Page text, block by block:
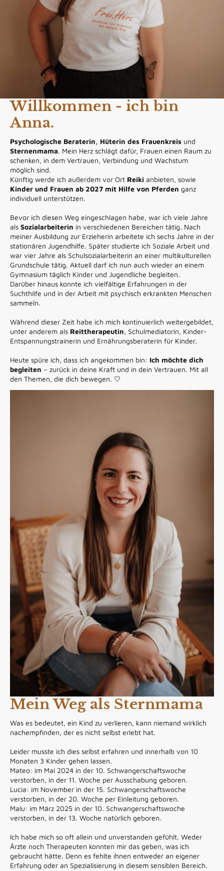
Willkommen - ich bin
Anna.
Psychologische Beraterin, Hüterin des Frauenkreis und
Sternenmama. Mein Herz schlägt dafür, Frauen einen Raum zu
schenken, in dem Vertrauen, Verbindung und Wachstum
möglich sind.
Künftig werde ich außerdem vor Ort Reiki anbieten, sowie
Kinder und Frauen ab 2027 mit Hilfe von Pferden ganz
individuell unterstützen.
Bevor ich diesen Weg eingeschlagen habe, war ich viele Jahre
als Sozialarbeiterin in verschiedenen Bereichen tätig. Nach
meiner Ausbildung zur Erzieherin arbeitete ich sechs Jahre in der
stationären Jugendhilfe. Später studierte ich Soziale Arbeit und
war vier Jahre als Schulsozialarbeiterin an einer multikulturellen
Grundschule tätig. Aktuell darf ich nun auch wieder an einem
Gymnasium täglich Kinder und Jugendliche begleiten.
Darüber hinaus konnte ich vielfältige Erfahrungen in der
Suchthilfe und in der Arbeit mit psychisch erkrankten Menschen
sammeln.
Während dieser Zeit habe ich mich kontinuierlich weitergebildet,
unter anderem als Reittherapeutin, Schulmediatorin, Kinder-
Entspannungstrainerin und Ernährungsberaterin für Kinder.
Heute spüre ich, dass ich angekommen bin: Ich möchte dich
begleiten – zurück in deine Kraft und in dein Vertrauen. Mit all
den Themen, die dich bewegen. 🤍
Mein Weg als Sternmama
Was es bedeutet, ein Kind zu verlieren, kann niemand wirklich
nachempfinden, der es nicht selbst erlebt hat.
Leider musste ich dies selbst erfahren und innerhalb von 10
Monaten 3 Kinder gehen lassen.
Mateo: im Mai 2024 in der 10. Schwangerschaftswoche
verstorben, in der 11. Woche per Ausschabung geboren.
Lucia: im November in der 15. Schwangerschaftswoche
verstorben, in der 20. Woche per Einleitung geboren.
Malu: im März 2025 in der 10. Schwangerschaftswoche
verstorben, in der 13. Woche natürlich geboren.
Ich habe mich so oft allein und unverstanden gefühlt. Weder
Ärzte noch Therapeuten konnten mir das geben, was ich
gebraucht hätte. Denn es fehlte ihnen entweder an eigener
Erfahrung oder an Spezialisierung in diesem sensiblen Bereich.